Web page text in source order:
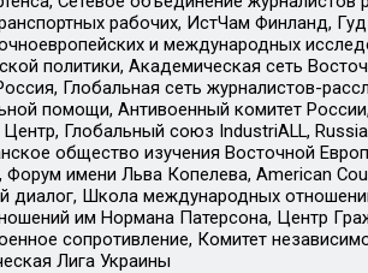
рабочих, ИстЧам Финланд,
и международных
политики, Академическая сеть
Глобальная сеть журналистов-
помощи, Антивоенный комитет
Глобальный союз IndustriALL,
общество изучения Восточной
имени Льва Копелева, American
Школа международных
им Нормана Патерсона, Центр
сопротивление, Комитет
Лига Украины